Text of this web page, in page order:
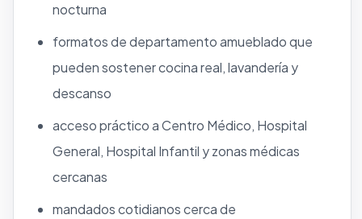
nocturna
formatos de departamento amueblado que
pueden sostener cocina real, lavandería y
descanso
acceso práctico a Centro Médico, Hospital
General, Hospital Infantil y zonas médicas
cercanas
mandados cotidianos cerca de